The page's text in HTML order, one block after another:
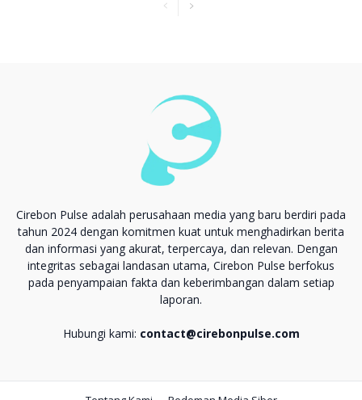
Cirebon Pulse adalah perusahaan media yang baru berdiri pada
tahun 2024 dengan komitmen kuat untuk menghadirkan berita
dan informasi yang akurat, terpercaya, dan relevan. Dengan
integritas sebagai landasan utama, Cirebon Pulse berfokus
pada penyampaian fakta dan keberimbangan dalam setiap
laporan.
Hubungi kami: contact@cirebonpulse.com